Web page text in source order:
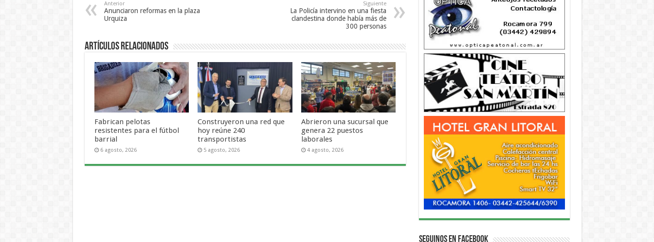
Anterior
Anunciaron reformas en la plaza
Urquiza
Siguiente
La Policía intervino en una fiesta
clandestina donde había más de
300 personas
Artículos Relacionados
Fabrican pelotas
resistentes para el fútbol
barrial
6 agosto, 2026
Construyeron una red que
hoy reúne 240
transportistas
5 agosto, 2026
Abrieron una sucursal que
genera 22 puestos
laborales
4 agosto, 2026
Seguinos en Facebook